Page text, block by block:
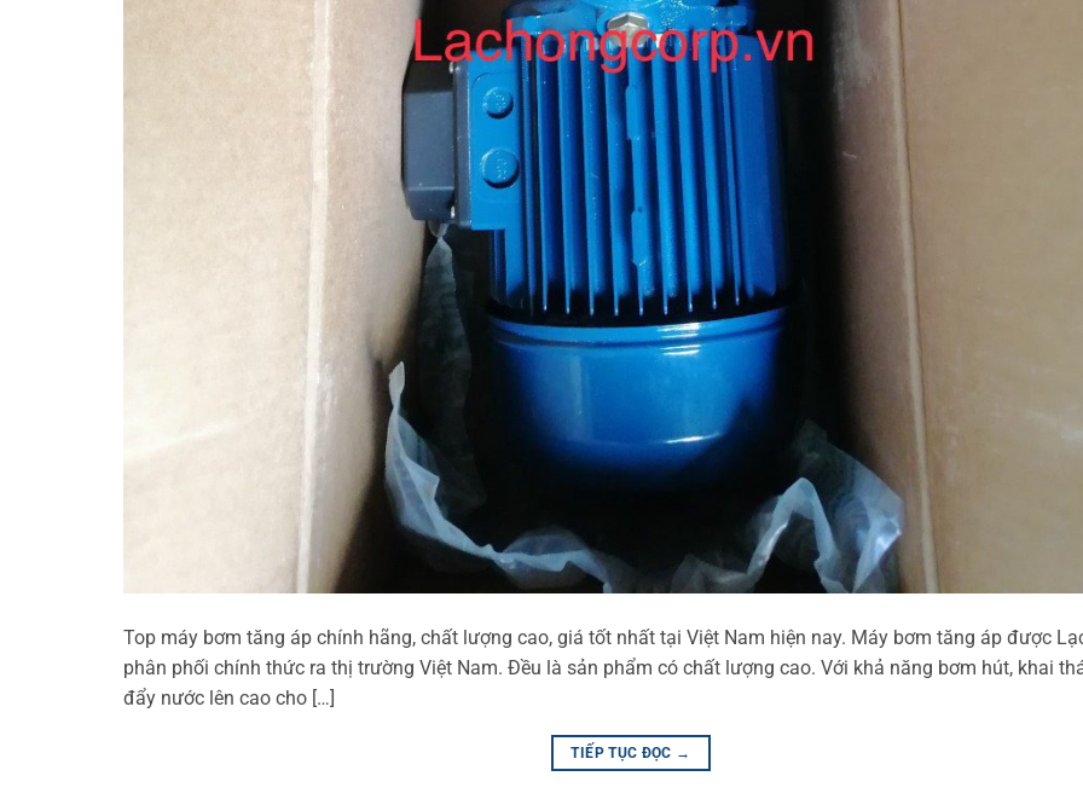
Top máy bơm tăng áp chính hãng, chất lượng cao, giá tốt nhất tại Việt Nam hiện nay. Máy bơm tăng áp được
phân phối chính thức ra thị trường Việt Nam. Đều là sản phẩm có chất lượng cao. Với khả năng bơm hút, khai
đẩy nước lên cao cho […]
TIẾP TỤC ĐỌC →